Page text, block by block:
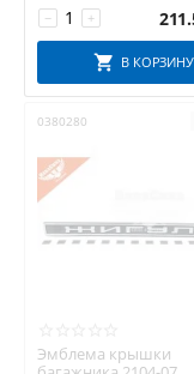
+
−
В КОРЗИНУ
0380280
Эмблема крышки